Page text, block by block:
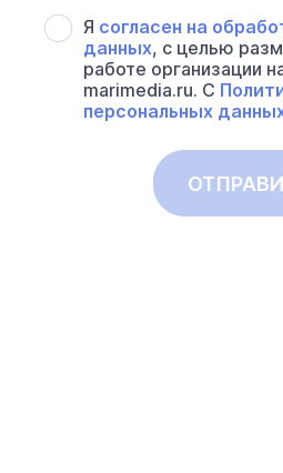
Я согласен на
данных, с целью
работе организации
marimedia.ru. С
персональных